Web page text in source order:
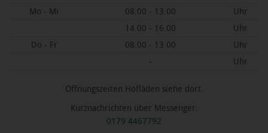
Mo - Mi 08.00 - 13.00
Uhr
14.00 - 16.00
Uhr
Do - Fr
08.00 - 13.00
Uhr
-
Uhr
Öffnungszeiten Hofläden siehe dort.
Kurznachrichten über Messenger:
0179 4467792